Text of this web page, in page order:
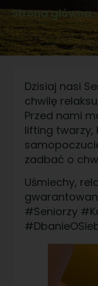
Strona główna
Dzisiaj nasi
chwilę
Przed nami
lifting twarzy,
zadbać o
Uśmiechy,
#Seniorzy